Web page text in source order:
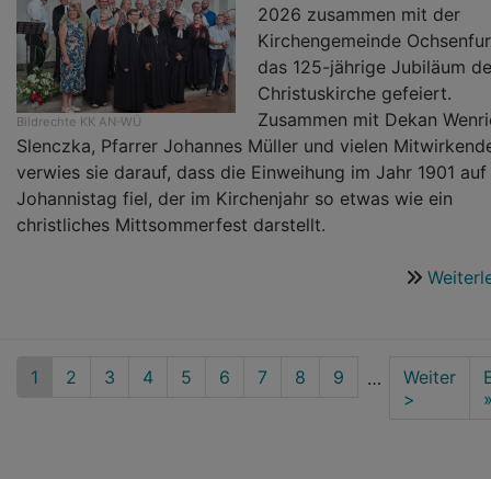
Bildrechte KK AN-WÜ
2026 zusammen mit der
Kirchengemeinde
das 125-jährige Jubiläum
Christuskirche gefeiert.
Zusammen mit Dekan
Slenczka, Pfarrer Johannes Müller und vielen
verwies sie darauf, dass die Einweihung im Jahr 1901
Johannistag fiel, der im Kirchenjahr so etwas wie ein
christliches Mittsommerfest darstellt.
Seitennummerierung
Aktuelle
1 Seite
2 Seite
3 Seite
4 Seite
5 Seite
6 Seite
7 Seite
8 Seite
9 …
Nächste
Seite
Weiter
>